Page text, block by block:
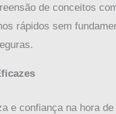
de conceitos
rápidos sem
e confiança na hora